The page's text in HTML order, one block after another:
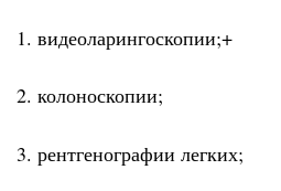
1. видеоларингоскопии;+
2. колоноскопии;
3. рентгенографии легких;